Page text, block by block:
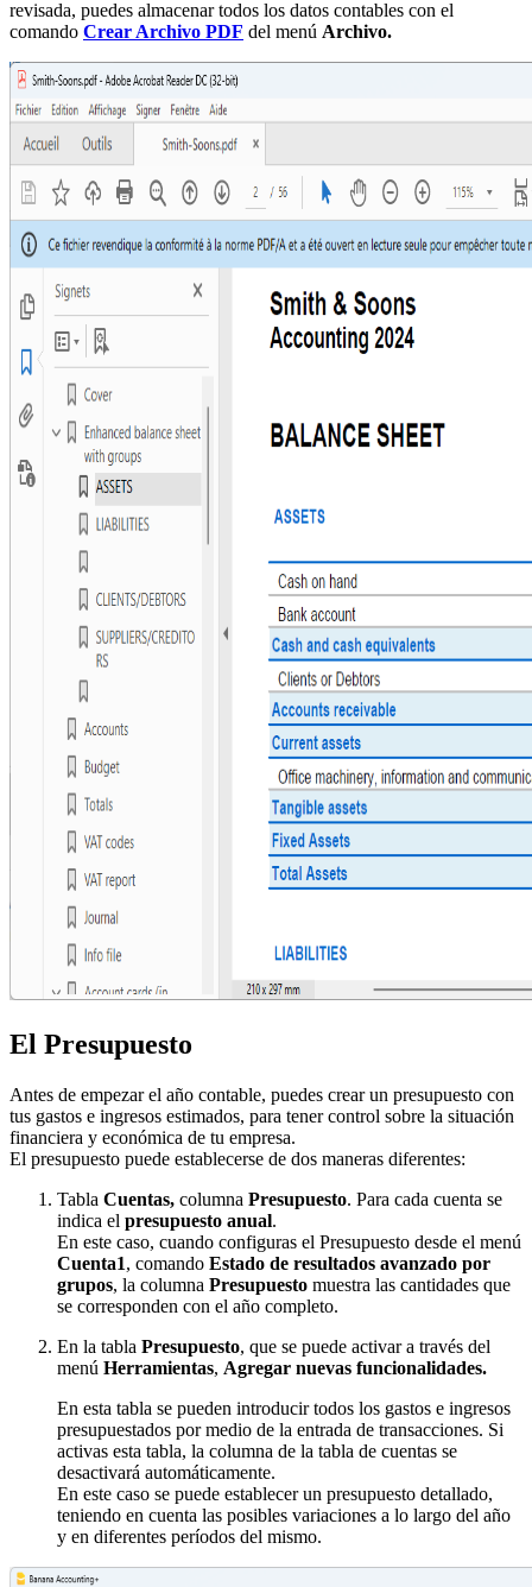
revisada, puedes almacenar todos los datos contables con el
comando Crear Archivo PDF del menú Archivo.
El Presupuesto
Antes de empezar el año contable, puedes crear un presupuesto con
tus gastos e ingresos estimados, para tener control sobre la situación
financiera y económica de tu empresa.
El presupuesto puede establecerse de dos maneras diferentes:
Tabla Cuentas, columna Presupuesto. Para cada cuenta se
indica el presupuesto anual.
En este caso, cuando configuras el Presupuesto desde el menú
Cuenta1, comando Estado de resultados avanzado por
grupos, la columna Presupuesto muestra las cantidades que
se corresponden con el año completo.
En la tabla Presupuesto, que se puede activar a través del
menú Herramientas, Agregar nuevas funcionalidades.
En esta tabla se pueden introducir todos los gastos e ingresos
presupuestados por medio de la entrada de transacciones. Si
activas esta tabla, la columna de la tabla de cuentas se
desactivará automáticamente.
En este caso se puede establecer un presupuesto detallado,
teniendo en cuenta las posibles variaciones a lo largo del año
y en diferentes períodos del mismo.